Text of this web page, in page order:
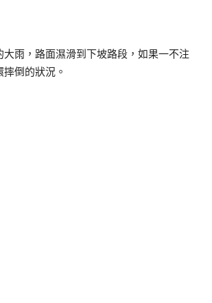
雨，路面濕滑到下坡路段，如果一不注
倒的狀況。